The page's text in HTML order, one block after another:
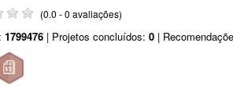
(0.0 - 0 avaliações)
1799476 | Projetos concluídos: 0 |